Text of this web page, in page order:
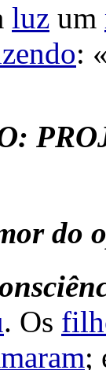
luz um
:
do
. Os
;